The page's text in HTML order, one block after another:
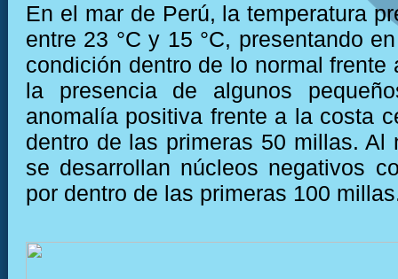
En el mar de Perú, la temperatura
entre 23 °C y 15 °C, presentando
condición dentro de lo normal frente
la presencia de algunos
anomalía positiva frente a la costa
dentro de las primeras 50 millas. Al
se desarrollan núcleos negativos
por dentro de las primeras 100